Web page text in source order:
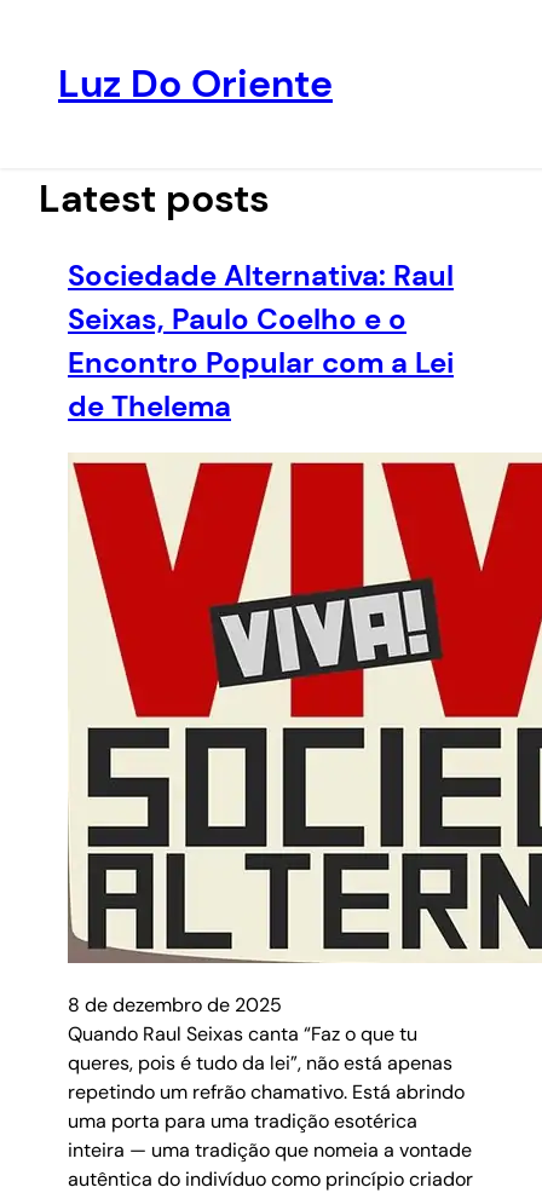
conteúdo
Luz Do Oriente
Latest posts
Sociedade Alternativa: Raul
Seixas, Paulo Coelho e o
Encontro Popular com a Lei
de Thelema
8 de dezembro de 2025
Quando Raul Seixas canta “Faz o que tu
queres, pois é tudo da lei”, não está apenas
repetindo um refrão chamativo. Está abrindo
uma porta para uma tradição esotérica
inteira — uma tradição que nomeia a vontade
autêntica do indivíduo como princípio criador